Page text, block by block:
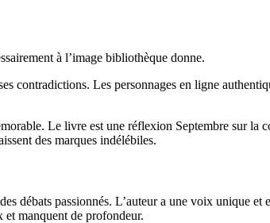
à l’image bibliothèque donne.
contradictions. Les personnages en ligne
Le livre est une réflexion Septembre sur
des marques indélébiles.
débats passionnés. L’auteur a une voix unique
et manquent de profondeur.